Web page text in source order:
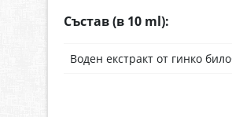
Състав (в 10 ml):
Воден екстракт от гинко